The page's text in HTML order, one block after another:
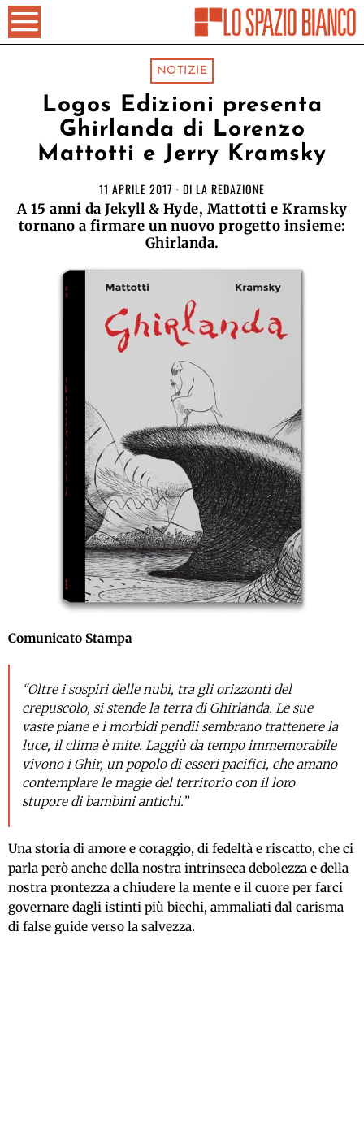
NOTIZIE
Logos Edizioni presenta
Ghirlanda di Lorenzo
Mattotti e Jerry Kramsky
11 APRILE 2017 DI LA REDAZIONE
A 15 anni da Jekyll & Hyde, Mattotti e Kramsky
tornano a firmare un nuovo progetto insieme:
Ghirlanda.
Comunicato Stampa
“Oltre i sospiri delle nubi, tra gli orizzonti del
crepuscolo, si stende la terra di Ghirlanda. Le sue
vaste piane e i morbidi pendii sembrano trattenere la
luce, il clima è mite. Laggiù da tempo immemorabile
vivono i Ghir, un popolo di esseri pacifici, che amano
contemplare le magie del territorio con il loro
stupore di bambini antichi.”
Una storia di amore e coraggio, di fedeltà e riscatto, che ci
parla però anche della nostra intrinseca debolezza e della
nostra prontezza a chiudere la mente e il cuore per farci
governare dagli istinti più biechi, ammaliati dal carisma
di false guide verso la salvezza.